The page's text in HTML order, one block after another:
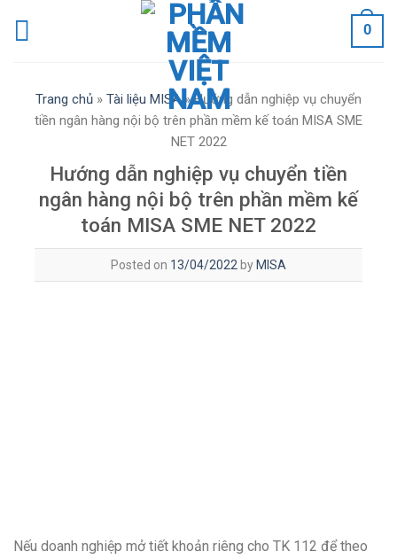
0
Trang chủ » Tài liệu MISA»Hướng dẫn nghiệp vụ chuyển
tiền ngân hàng nội bộ trên phần mềm kế toán MISA SME
NET 2022
Hướng dẫn nghiệp vụ chuyển tiền
ngân hàng nội bộ trên phần mềm kế
toán MISA SME NET 2022
Posted on 13/04/2022 by MISA
Nếu doanh nghiệp mở tiết khoản riêng cho TK 112 để theo